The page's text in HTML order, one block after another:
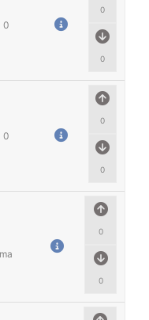
0
0
0
0
0
0
0
0